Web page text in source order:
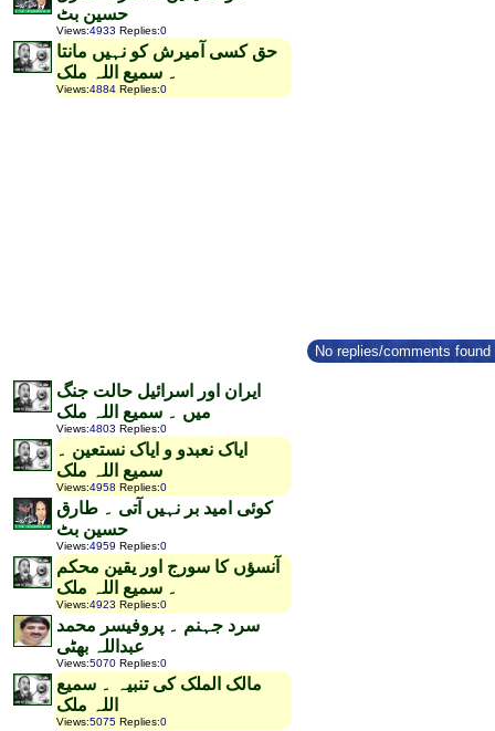
حسین بٹ
Views:4933 Replies:0
حق کسی آمیرش کو نہیں مانتا
۔ سمیع اللہ ملک
Views:4884 Replies:0
ایران اور اسرائیل حالت جنگ
میں ۔ سمیع اللہ ملک
Views:4803 Replies:0
ایاک نعبدو و ایاک نستعین ۔
سمیع اللہ ملک
Views:4958 Replies:0
کوئی امید بر نہیں آتی ۔ طارق
حسین بٹ
Views:4959 Replies:0
آنسؤں کا سورج اور یقین محکم
۔ سمیع اللہ ملک
Views:4923 Replies:0
سرد جہنم ۔ پروفیسر محمد
عبداللہ بھٹی
Views:5070 Replies:0
مالک الملک کی تنبیہ ۔ سمیع
اللہ ملک
Views:5075 Replies:0
No replies/comments